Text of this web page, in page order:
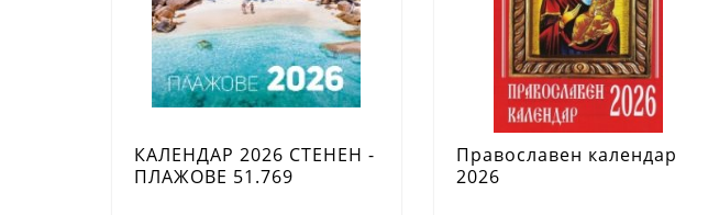
КАЛЕНДАР 2026 СТЕНЕН -
ПЛАЖОВЕ 51.769
Православен календар
2026